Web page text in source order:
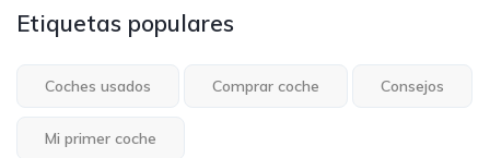
Etiquetas populares
Coches usados Comprar coche Consejos
Mi primer coche